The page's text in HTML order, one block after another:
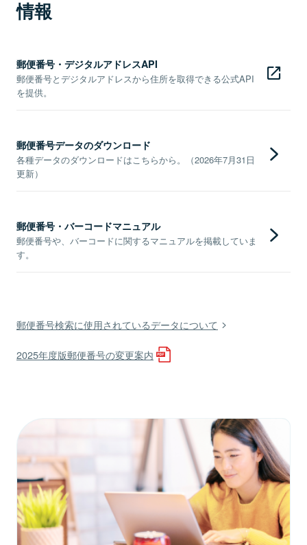
情報
郵便番号・デジタルアドレスAPI
郵便番号とデジタルアドレスから住所を取得できる公式API
を提供。
郵便番号データのダウンロード
各種データのダウンロードはこちらから。（2026年7月31日
更新）
郵便番号・バーコードマニュアル
郵便番号や、バーコードに関するマニュアルを掲載していま
す。
郵便番号検索に使用されているデータについて
2025年度版郵便番号の変更案内